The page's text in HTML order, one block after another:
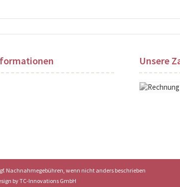
nach Login sichtbar! Preise
Unsere
Nachnahmegebühren, wenn nicht anders beschrieben
byTC-Innovations GmbH